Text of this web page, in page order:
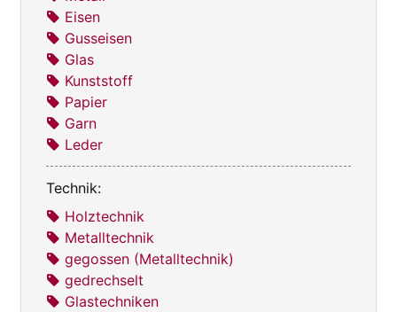
Eisen
Gusseisen
Glas
Kunststoff
Papier
Garn
Leder
Technik:
Holztechnik
Metalltechnik
gegossen (Metalltechnik)
gedrechselt
Glastechniken